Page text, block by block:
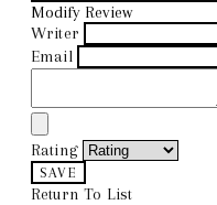
Modify Review
Writer
Email
Rating
SAVE
Return To List